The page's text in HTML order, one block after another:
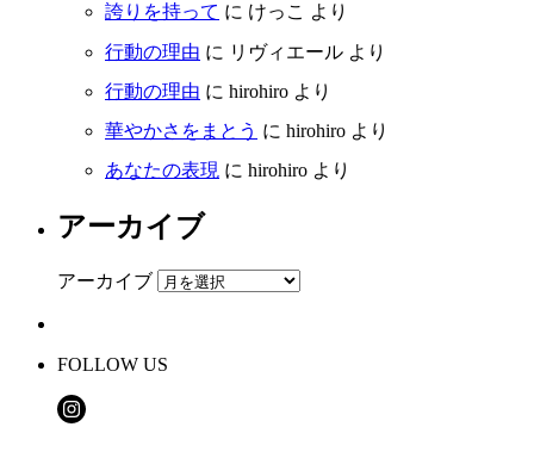
誇りを持って に けっこ より
行動の理由 に リヴィエール より
行動の理由 に hirohiro より
華やかさをまとう に hirohiro より
あなたの表現 に hirohiro より
アーカイブ
アーカイブ
FOLLOW US